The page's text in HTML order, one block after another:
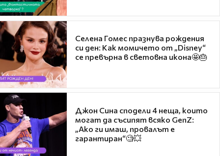
Селена Гомес празнува рождения
си ден: Как момичето от „Disney“
се превърна в световна икона🤩🎂
Джон Сина сподели 4 неща, които
могат да съсипят всяко GenZ:
„Ако ги имаш, провалът е
гарантиран“🧐💥